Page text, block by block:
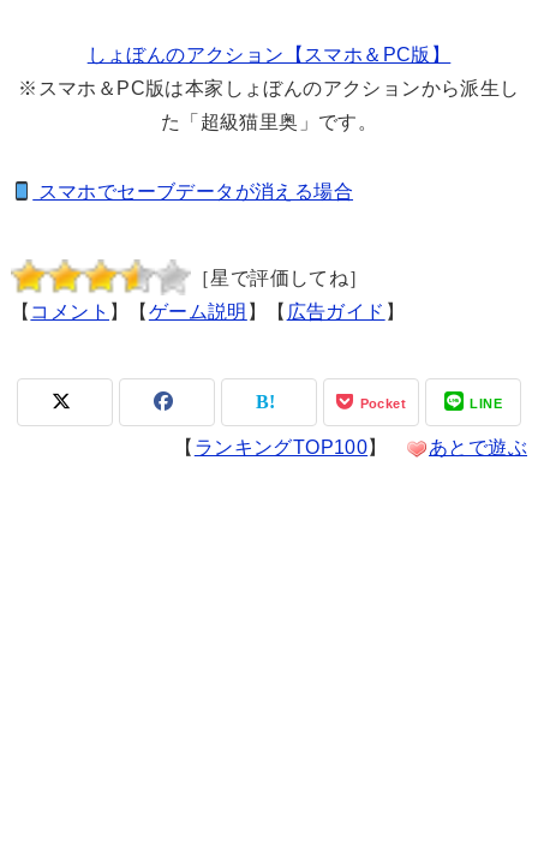
しょぼんのアクション【スマホ＆PC版】
※スマホ＆PC版は本家しょぼんのアクションから派生し
た「超級猫里奥」です。
スマホでセーブデータが消える場合
［星で評価してね］
【 コメント 】【 ゲーム説明 】【 広告ガイド 】
Pocket LINE
【 ランキングTOP100】 あとで遊ぶ